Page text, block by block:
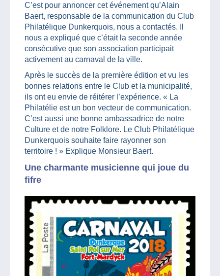
C’est pour annoncer cet événement qu’Alain
Baert, responsable de la communication du Club
Philatélique Dunkerquois, nous a contactés. Il
nous a expliqué que c’était la seconde année
consécutive que son association participait
activement au carnaval de la ville.
Après le succès de la première édition et vu les
bonnes relations entre le Club et la municipalité,
ils ont eu envie de réitérer l’expérience. « La
Philatélie est un bon vecteur de communication.
C’est aussi une bonne ambassadrice de notre
Culture et de notre Folklore. Le Club Philatélique
Dunkerquois souhaite faire rayonner son
territoire ! » Explique Monsieur Baert.
Une charmante musicienne qui joue du
fifre